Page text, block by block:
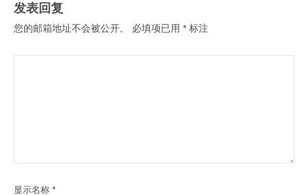
发表回复
您的邮箱地址不会被公开。 必填项已用 * 标注
显示名称 *